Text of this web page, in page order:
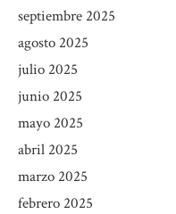
septiembre 2025
agosto 2025
julio 2025
junio 2025
mayo 2025
abril 2025
marzo 2025
febrero 2025